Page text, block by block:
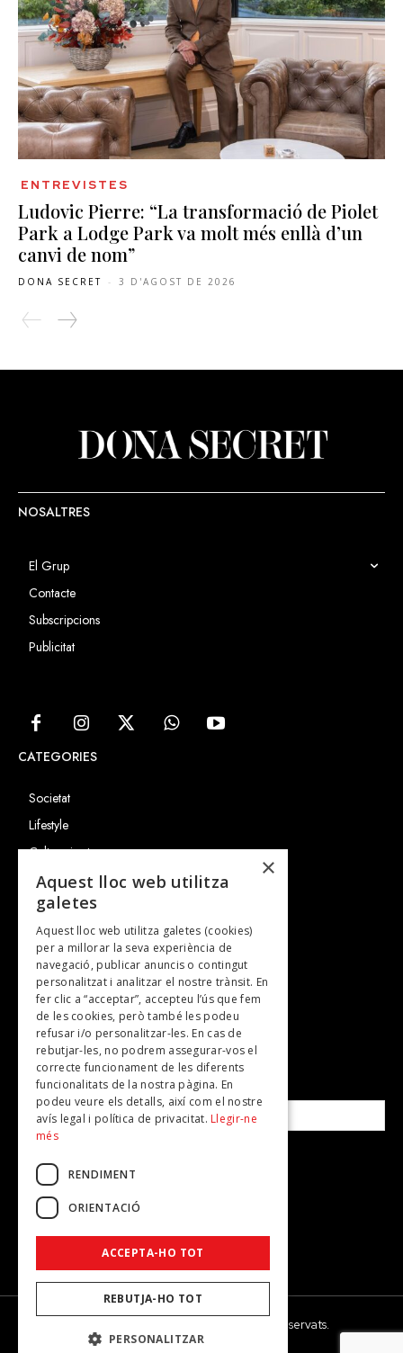
ENTREVISTES
Ludovic Pierre: “La transformació de Piolet
Park a Lodge Park va molt més enllà d’un
canvi de nom”
DONA SECRET - 3 D'AGOST DE 2026
NOSALTRES
El Grup
Contacte
Subscripcions
Publicitat
CATEGORIES
Societat
Lifestyle
Cultura i art
Entrevistes
Gastronomia
TV
Plans per fer
Revistes
SUBSCRIU-TE A LA NOSTRA NEWSLETTER!
Correu electrònic*
Accepto lapolítica de privacitat
© 2026 - Dona Secret - Tots els drets reservats.
×
Aquest lloc web utilitza
galetes
Aquest lloc web utilitza galetes (cookies)
per a millorar la seva experiència de
navegació, publicar anuncis o contingut
personalitzat i analitzar el nostre trànsit. En
fer clic a “acceptar”, accepteu l’ús que fem
de les cookies, però també les podeu
refusar i/o personalitzar-les. En cas de
rebutjar-les, no podrem assegurar-vos el
correcte funcionament de les diferents
funcionalitats de la nostra pàgina. En
podeu veure els detalls, així com el nostre
avís legal i política de privacitat. Llegir-ne
més
RENDIMENT
ORIENTACIÓ
ACCEPTA-HO TOT
REBUTJA-HO TOT
PERSONALITZAR